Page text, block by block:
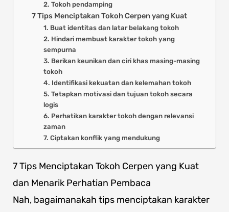
2. Tokoh pendamping
7 Tips Menciptakan Tokoh Cerpen yang Kuat
1. Buat identitas dan latar belakang tokoh
2. Hindari membuat karakter tokoh yang
sempurna
3. Berikan keunikan dan ciri khas masing-masing
tokoh
4. Identifikasi kekuatan dan kelemahan tokoh
5. Tetapkan motivasi dan tujuan tokoh secara
logis
6. Perhatikan karakter tokoh dengan relevansi
zaman
7. Ciptakan konflik yang mendukung
7 Tips Menciptakan Tokoh Cerpen yang Kuat
dan Menarik Perhatian Pembaca
Nah, bagaimanakah tips menciptakan karakter